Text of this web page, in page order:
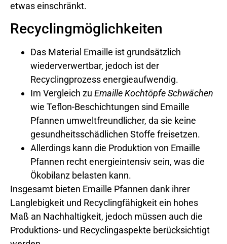
etwas einschränkt.
Recyclingmöglichkeiten
Das Material Emaille ist grundsätzlich
wiederverwertbar, jedoch ist der
Recyclingprozess energieaufwendig.
Im Vergleich zu Emaille Kochtöpfe Schwächen
wie Teflon-Beschichtungen sind Emaille
Pfannen umweltfreundlicher, da sie keine
gesundheitsschädlichen Stoffe freisetzen.
Allerdings kann die Produktion von Emaille
Pfannen recht energieintensiv sein, was die
Ökobilanz belasten kann.
Insgesamt bieten Emaille Pfannen dank ihrer
Langlebigkeit und Recyclingfähigkeit ein hohes
Maß an Nachhaltigkeit, jedoch müssen auch die
Produktions- und Recyclingaspekte berücksichtigt